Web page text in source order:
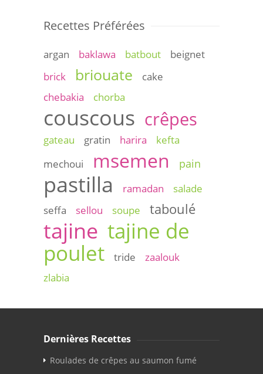
Recettes Préférées
argan baklawa batbout
beignet
brick
briouate
cake
chebakia
chorba
couscous crêpes
gateau gratin harira
kefta
mechoui
msemen pain
pastilla ramadan
salade
seffa
sellou soupe taboulé
tajine tajine de
poulet
tride
zaalouk
zlabia
Dernières Recettes
Roulades de crêpes au saumon fumé